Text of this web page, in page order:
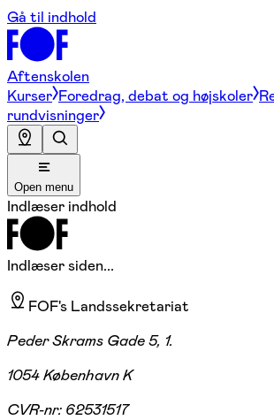
Gå til indhold
Aftenskolen
Kurser Foredrag, debat og højskoler
rundvisninger
Open menu
Indlæser indhold
Indlæser siden...
FOF's Landssekretariat
Peder Skrams Gade 5, 1.
1054 København K
CVR-nr: 62531517